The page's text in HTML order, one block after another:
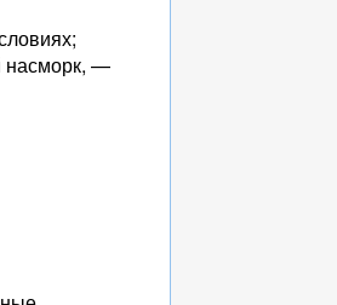
насморк, —